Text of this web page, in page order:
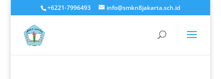
+6221-7996493 info@smkn8jakarta.sch.id